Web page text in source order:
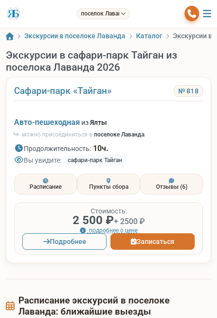
поселок Лаванда
Экскурсии в поселоке Лаванда Каталог Экскурсии в
Экскурсии в сафари-парк Тайган из
поселока Лаванда 2026
Сафари-парк «Тайган» № 818
Авто-пешеходная изЯлты
можно присоединиться в поселоке Лаванда
Продолжительность: 10ч.
Вы увидите: сафари-парк Тайган
Расписание Пункты сбора Отзывы (6)
Стоимость:
2 500 ₽+ 2500 ₽
подробнее о цене
Подробнее Записаться
Расписание экскурсий в поселоке
Лаванда: ближайшие выезды